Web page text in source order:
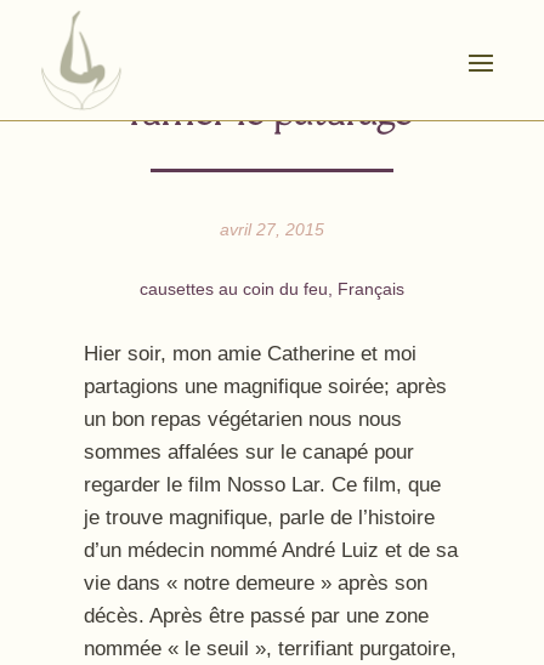
fumer le pâturage
avril 27, 2015
causettes au coin du feu Français
Hier soir, mon amie Catherine et moi
partagions une magnifique soirée; après
un bon repas végétarien nous nous
sommes affalées sur le canapé pour
regarder le film Nosso Lar. Ce film, que
je trouve magnifique, parle de l’histoire
d’un médecin nommé André Luiz et de sa
vie dans « notre demeure » après son
décès. Après être passé par une zone
nommée « le seuil », terrifiant purgatoire,